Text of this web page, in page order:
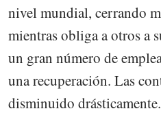
nivel mundial, cerrando
mientras obliga a otros a
un gran número de
una recuperación. Las
disminuido drásticamente.